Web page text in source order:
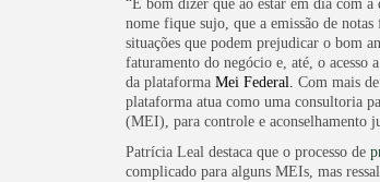
“É bom dizer que ao estar em dia com a
nome fique sujo, que a emissão de
situações que podem prejudicar o bom
faturamento do negócio e, até, o acesso
da plataforma Mei Federal. Com mais
plataforma atua como uma consultoria
(MEI), para controle e aconselhamento
Patrícia Leal destaca que o processo de
complicado para alguns MEIs, mas